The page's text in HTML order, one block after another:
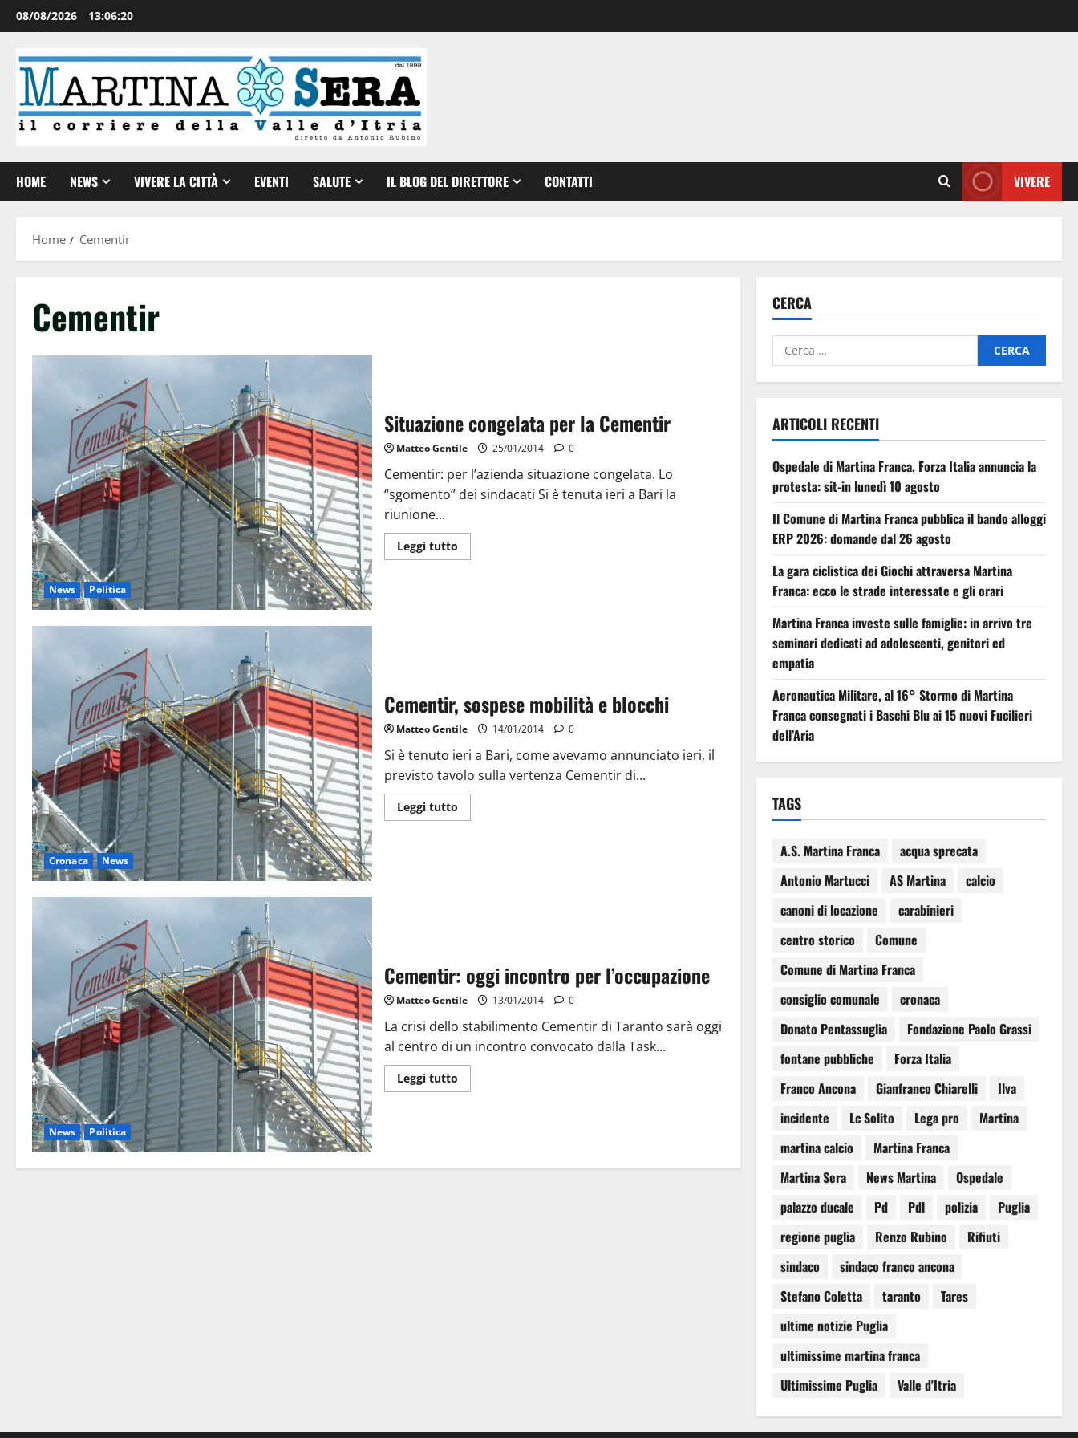
08/08/2026 13:06:20
HOME NEWS VIVERE LA CITTÀ EVENTI SALUTE IL BLOG DEL DIRETTORE CONTATTI VIVERE
Home Cementir
Cementir
News Politica
Situazione congelata per la Cementir
Matteo Gentile 25/01/2014 0
Cementir: per l’azienda situazione congelata. Lo
“sgomento” dei sindacati Si è tenuta ieri a Bari la
riunione...
Leggi tutto
Cronaca News
Cementir, sospese mobilità e blocchi
Matteo Gentile 14/01/2014 0
Si è tenuto ieri a Bari, come avevamo annunciato ieri, il
previsto tavolo sulla vertenza Cementir di...
Leggi tutto
News Politica
Cementir: oggi incontro per l’occupazione
Matteo Gentile 13/01/2014 0
La crisi dello stabilimento Cementir di Taranto sarà oggi
al centro di un incontro convocato dalla Task...
Leggi tutto
CERCA
ARTICOLI RECENTI
Ospedale di Martina Franca, Forza Italia annuncia la
protesta: sit-in lunedì 10 agosto
Il Comune di Martina Franca pubblica il bando alloggi
ERP 2026: domande dal 26 agosto
La gara ciclistica dei Giochi attraversa Martina
Franca: ecco le strade interessate e gli orari
Martina Franca investe sulle famiglie: in arrivo tre
seminari dedicati ad adolescenti, genitori ed
empatia
Aeronautica Militare, al 16° Stormo di Martina
Franca consegnati i Baschi Blu ai 15 nuovi Fucilieri
dell’Aria
TAGS
A.S. Martina Franca
acqua sprecata
Antonio Martucci
AS Martina
calcio
canoni di locazione
carabinieri
centro storico
Comune
Comune di Martina Franca
consiglio comunale
cronaca
Donato Pentassuglia
Fondazione Paolo Grassi
fontane pubbliche
Forza Italia
Franco Ancona
Gianfranco Chiarelli
Ilva
incidente
Lc Solito Lega pro
Martina
martina calcio
Martina Franca
Martina Sera
News Martina
Ospedale
palazzo ducale
Pd Pdl polizia
Puglia
regione puglia
Renzo Rubino
Rifiuti
sindaco
sindaco franco ancona
Stefano Coletta
taranto
Tares
ultime notizie Puglia
ultimissime martina franca
Ultimissime Puglia
Valle d'Itria